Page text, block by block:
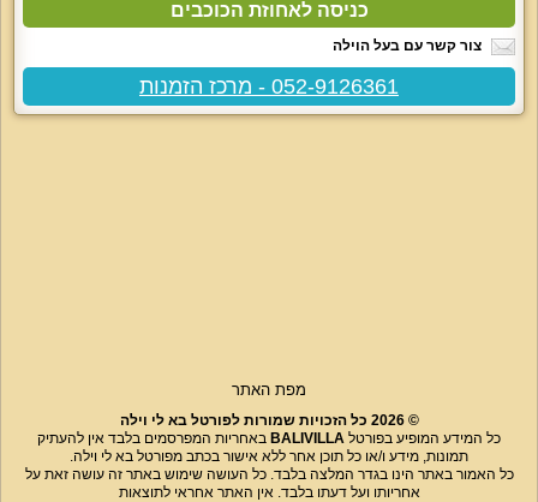
כניסה לאחוזת הכוכבים
צור קשר עם בעל הוילה
052-9126361 - מרכז הזמנות
מפת האתר
© 2026 כל הזכויות שמורות לפורטל בא לי וילה
כל המידע המופיע בפורטל BALIVILLA באחריות המפרסמים בלבד אין להעתיק
תמונות, מידע ו/או כל תוכן אחר ללא אישור בכתב מפורטל בא לי וילה.
כל האמור באתר הינו בגדר המלצה בלבד. כל העושה שימוש באתר זה עושה זאת על
אחריותו ועל דעתו בלבד. אין האתר אחראי לתוצאות